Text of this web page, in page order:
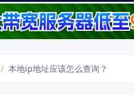
/ 本地ip地址应该怎么查询？